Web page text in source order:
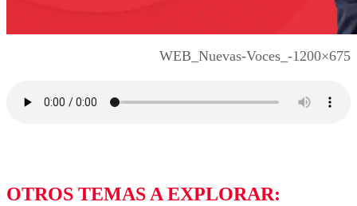
WEB_Nuevas-Voces_-1200×675
OTROS TEMAS A EXPLORAR: